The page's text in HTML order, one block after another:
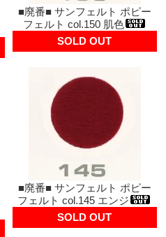
■廃番■ サンフェルト ポピー
フェルト col.150 肌色
SOLD OUT
■廃番■ サンフェルト ポピー
フェルト col.145 エンジ
SOLD OUT